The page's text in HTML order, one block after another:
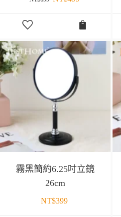
霧黑簡約6.25吋立鏡
26cm
NT$399